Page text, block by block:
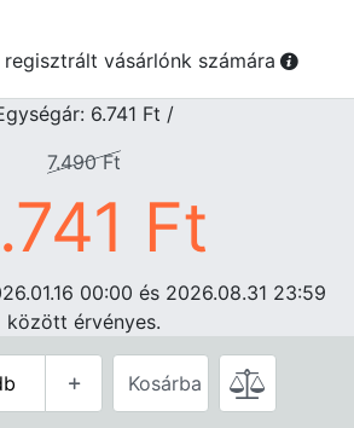
vásárlónk számára
6.741 Ft /
7.490Ft
Ft
00:00 és 2026.08.31 23:59
között érvényes.
Kosárba